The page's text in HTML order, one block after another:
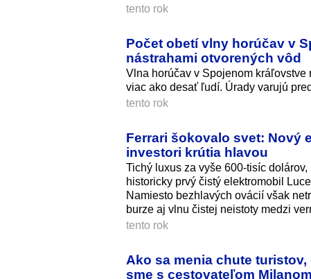
tento rok
Počet obetí vlny horúčav v
nástrahami otvorených vôd
Vlna horúčav v Spojenom kráľovstve
viac ako desať ľudí. Úrady varujú
tento rok
Ferrari šokovalo svet: Nový
investori krútia hlavou
Tichý luxus za vyše 600-tisíc
historicky prvý čistý elektromobil
Namiesto bezhlavých ovácií však
burze aj vlnu čistej neistoty medzi
tento rok
Ako sa menia chute
sme s cestovateľom